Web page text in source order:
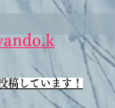
稿しています！